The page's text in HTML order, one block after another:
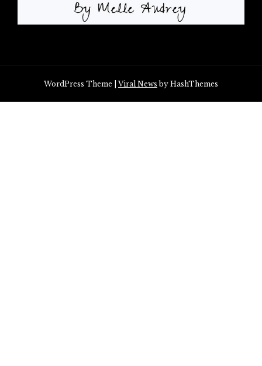
WordPress Theme |Viral News by HashThemes